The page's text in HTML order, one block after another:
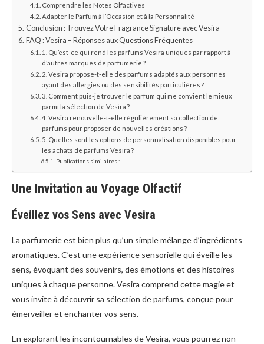
Comprendre les Notes Olfactives
Adapter le Parfum à l’Occasion et à la Personnalité
Conclusion : Trouvez Votre Fragrance Signature avec Vesira
FAQ : Vesira – Réponses aux Questions Fréquentes
1. Qu’est-ce qui rend les parfums Vesira uniques par rapport à
d’autres marques de parfumerie ?
2. Vesira propose-t-elle des parfums adaptés aux personnes
ayant des allergies ou des sensibilités particulières ?
3. Comment puis-je trouver le parfum qui me convient le mieux
parmi la sélection de Vesira ?
4. Vesira renouvelle-t-elle régulièrement sa collection de
parfums pour proposer de nouvelles créations ?
5. Quelles sont les options de personnalisation disponibles pour
les achats de parfums Vesira ?
Publications similaires :
Une Invitation au Voyage Olfactif
Éveillez vos Sens avec Vesira
La parfumerie est bien plus qu’un simple mélange d’ingrédients
aromatiques. C’est une expérience sensorielle qui éveille les
sens, évoquant des souvenirs, des émotions et des histoires
uniques à chaque personne. Vesira comprend cette magie et
vous invite à découvrir sa sélection de parfums, conçue pour
émerveiller et enchanter vos sens.
En explorant les incontournables de Vesira, vous pourrez non